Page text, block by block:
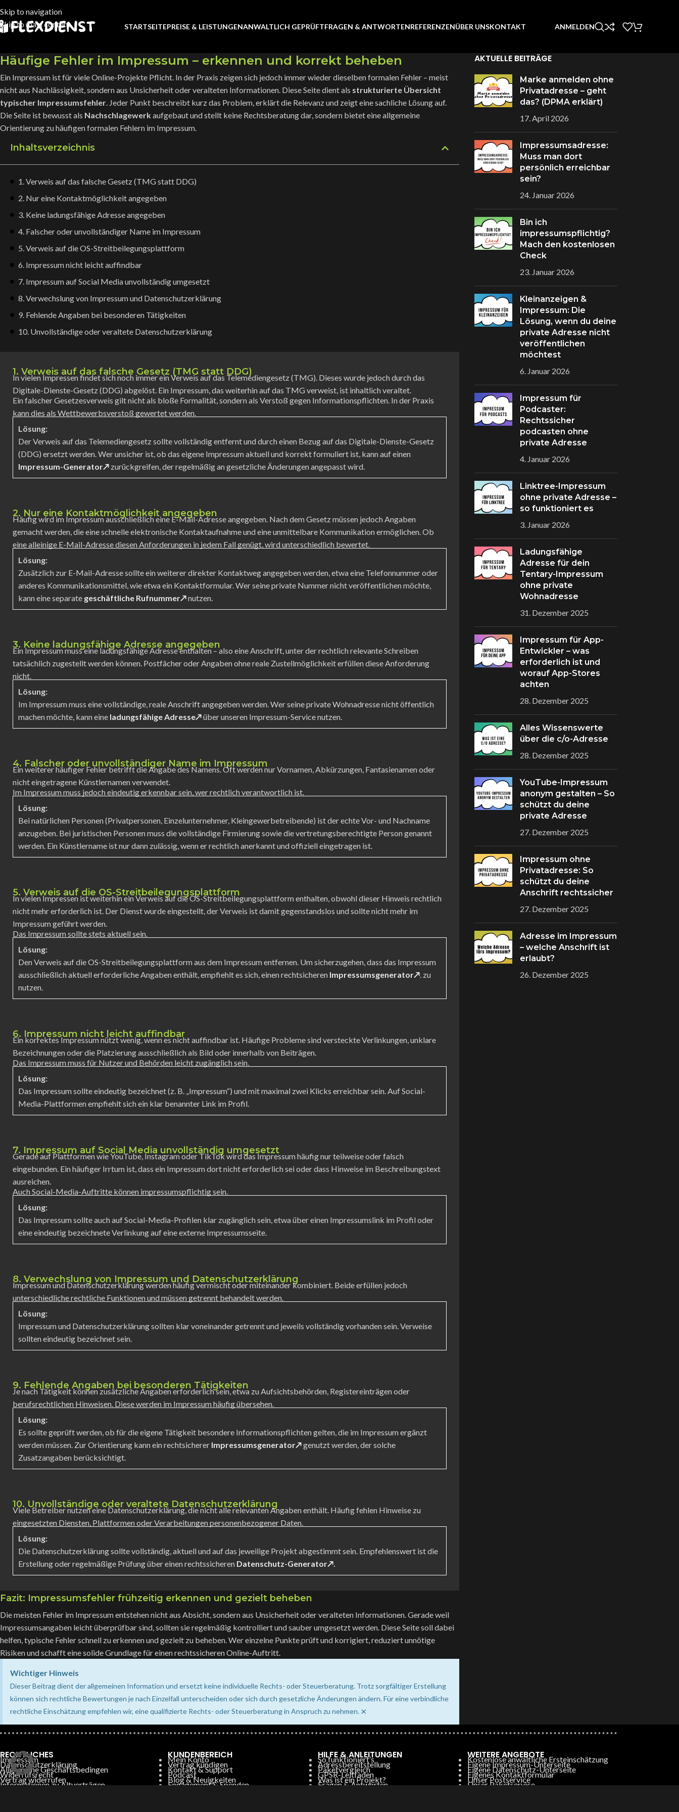
Skip to navigation
Skip to main content
STARTSEITEPREISE & LEISTUNGENANWALTLICH GEPRÜFTFRAGEN & ANTWORTENREFERENZENÜBER UNSKONTAKT ANMELDEN
Häufige Fehler im Impressum – erkennen und korrekt beheben
Ein Impressum ist für viele Online-Projekte Pflicht. In der Praxis zeigen sich jedoch immer wieder dieselben formalen Fehler – meist
nicht aus Nachlässigkeit, sondern aus Unsicherheit oder veralteten Informationen. Diese Seite dient als strukturierte Übersicht
typischer Impressumsfehler. Jeder Punkt beschreibt kurz das Problem, erklärt die Relevanz und zeigt eine sachliche Lösung auf.
Die Seite ist bewusst als Nachschlagewerkaufgebaut und stellt keine Rechtsberatung dar, sondern bietet eine allgemeine
Orientierung zu häufigen formalen Fehlern im Impressum.
Inhaltsverzeichnis
1. Verweis auf das falsche Gesetz (TMG statt DDG)
2. Nur eine Kontaktmöglichkeit angegeben
3. Keine ladungsfähige Adresse angegeben
4. Falscher oder unvollständiger Name im Impressum
5. Verweis auf die OS-Streitbeilegungsplattform
6. Impressum nicht leicht auffindbar
7. Impressum auf Social Media unvollständig umgesetzt
8. Verwechslung von Impressum und Datenschutzerklärung
9. Fehlende Angaben bei besonderen Tätigkeiten
10. Unvollständige oder veraltete Datenschutzerklärung
1. Verweis auf das falsche Gesetz (TMG statt DDG)
In vielen Impressen findet sich noch immer ein Verweis auf das Telemediengesetz (TMG). Dieses wurde jedoch durch das
Digitale-Dienste-Gesetz (DDG) abgelöst. Ein Impressum, das weiterhin auf das TMG verweist, ist inhaltlich veraltet.
Ein falscher Gesetzesverweis gilt nicht als bloße Formalität, sondern als Verstoß gegen Informationspflichten. In der Praxis
kann dies als Wettbewerbsverstoß gewertet werden.
Lösung:
Der Verweis auf das Telemediengesetz sollte vollständig entfernt und durch einen Bezug auf das Digitale-Dienste-Gesetz
(DDG) ersetzt werden. Wer unsicher ist, ob das eigene Impressum aktuell und korrekt formuliert ist, kann auf einen
Impressum-Generator↗ zurückgreifen, der regelmäßig an gesetzliche Änderungen angepasst wird.
2. Nur eine Kontaktmöglichkeit angegeben
Häufig wird im Impressum ausschließlich eine E-Mail-Adresse angegeben. Nach dem Gesetz müssen jedoch Angaben
gemacht werden, die eine schnelle elektronische Kontaktaufnahme und eine unmittelbare Kommunikation ermöglichen. Ob
eine alleinige E-Mail-Adresse diesen Anforderungen in jedem Fall genügt, wird unterschiedlich bewertet.
Lösung:
Zusätzlich zur E-Mail-Adresse sollte ein weiterer direkter Kontaktweg angegeben werden, etwa eine Telefonnummer oder
anderes Kommunikationsmittel, wie etwa ein Kontaktformular. Wer seine private Nummer nicht veröffentlichen möchte,
kann eine separate geschäftliche Rufnummer↗nutzen.
3. Keine ladungsfähige Adresse angegeben
Ein Impressum muss eine ladungsfähige Adresse enthalten – also eine Anschrift, unter der rechtlich relevante Schreiben
tatsächlich zugestellt werden können. Postfächer oder Angaben ohne reale Zustellmöglichkeit erfüllen diese Anforderung
nicht.
Lösung:
Im Impressum muss eine vollständige, reale Anschrift angegeben werden. Wer seine private Wohnadresse nicht öffentlich
machen möchte, kann eine ladungsfähige Adresse↗über unseren Impressum-Service nutzen.
4. Falscher oder unvollständiger Name im Impressum
Ein weiterer häufiger Fehler betrifft die Angabe des Namens. Oft werden nur Vornamen, Abkürzungen, Fantasienamen oder
nicht eingetragene Künstlernamen verwendet.
Im Impressum muss jedoch eindeutig erkennbar sein, wer rechtlich verantwortlich ist.
Lösung:
Bei natürlichen Personen (Privatpersonen, Einzelunternehmer, Kleingewerbetreibende) ist der echte Vor- und Nachname
anzugeben. Bei juristischen Personen muss die vollständige Firmierung sowie die vertretungsberechtigte Person genannt
werden. Ein Künstlername ist nur dann zulässig, wenn er rechtlich anerkannt und offiziell eingetragen ist.
5. Verweis auf die OS-Streitbeilegungsplattform
In vielen Impressen ist weiterhin ein Verweis auf die OS-Streitbeilegungsplattform enthalten, obwohl dieser Hinweis rechtlich
nicht mehr erforderlich ist. Der Dienst wurde eingestellt, der Verweis ist damit gegenstandslos und sollte nicht mehr im
Impressum geführt werden.
Das Impressum sollte stets aktuell sein.
Lösung:
Den Verweis auf die OS-Streitbeilegungsplattform aus dem Impressum entfernen. Um sicherzugehen, dass das Impressum
ausschließlich aktuell erforderliche Angaben enthält, empfiehlt es sich, einen rechtsicheren Impressumsgenerator↗. zu
nutzen.
6. Impressum nicht leicht auffindbar
Ein korrektes Impressum nützt wenig, wenn es nicht auffindbar ist. Häufige Probleme sind versteckte Verlinkungen, unklare
Bezeichnungen oder die Platzierung ausschließlich als Bild oder innerhalb von Beiträgen.
Das Impressum muss für Nutzer und Behörden leicht zugänglich sein.
Lösung:
Das Impressum sollte eindeutig bezeichnet (z. B. „Impressum“) und mit maximal zwei Klicks erreichbar sein. Auf Social-
Media-Plattformen empfiehlt sich ein klar benannter Link im Profil.
7. Impressum auf Social Media unvollständig umgesetzt
Gerade auf Plattformen wie YouTube, Instagram oder TikTok wird das Impressum häufig nur teilweise oder falsch
eingebunden. Ein häufiger Irrtum ist, dass ein Impressum dort nicht erforderlich sei oder dass Hinweise im Beschreibungstext
ausreichen.
Auch Social-Media-Auftritte können impressumspflichtig sein.
Lösung:
Das Impressum sollte auch auf Social-Media-Profilen klar zugänglich sein, etwa über einen Impressumslink im Profil oder
eine eindeutig bezeichnete Verlinkung auf eine externe Impressumsseite.
8. Verwechslung von Impressum und Datenschutzerklärung
Impressum und Datenschutzerklärung werden häufig vermischt oder miteinander kombiniert. Beide erfüllen jedoch
unterschiedliche rechtliche Funktionen und müssen getrennt behandelt werden.
Lösung:
Impressum und Datenschutzerklärung sollten klar voneinander getrennt und jeweils vollständig vorhanden sein. Verweise
sollten eindeutig bezeichnet sein.
9. Fehlende Angaben bei besonderen Tätigkeiten
Je nach Tätigkeit können zusätzliche Angaben erforderlich sein, etwa zu Aufsichtsbehörden, Registereinträgen oder
berufsrechtlichen Hinweisen. Diese werden im Impressum häufig übersehen.
Lösung:
Es sollte geprüft werden, ob für die eigene Tätigkeit besondere Informationspflichten gelten, die im Impressum ergänzt
werden müssen. Zur Orientierung kann ein rechtsicherer Impressumsgenerator↗genutzt werden, der solche
Zusatzangaben berücksichtigt.
10. Unvollständige oder veraltete Datenschutzerklärung
Viele Betreiber nutzen eine Datenschutzerklärung, die nicht alle relevanten Angaben enthält. Häufig fehlen Hinweise zu
eingesetzten Diensten, Plattformen oder Verarbeitungen personenbezogener Daten.
Lösung:
Die Datenschutzerklärung sollte vollständig, aktuell und auf das jeweilige Projekt abgestimmt sein. Empfehlenswert ist die
Erstellung oder regelmäßige Prüfung über einen rechtssicheren Datenschutz-Generator↗.
Fazit: Impressumsfehler frühzeitig erkennen und gezielt beheben
Die meisten Fehler im Impressum entstehen nicht aus Absicht, sondern aus Unsicherheit oder veralteten Informationen. Gerade weil
Impressumsangaben leicht überprüfbar sind, sollten sie regelmäßig kontrolliert und sauber umgesetzt werden. Diese Seite soll dabei
helfen, typische Fehler schnell zu erkennen und gezielt zu beheben. Wer einzelne Punkte prüft und korrigiert, reduziert unnötige
Risiken und schafft eine solide Grundlage für einen rechtssicheren Online-Auftritt.
Wichtiger Hinweis
Dieser Beitrag dient der allgemeinen Information und ersetzt keine individuelle Rechts- oder Steuerberatung. Trotz sorgfältiger Erstellung
können sich rechtliche Bewertungen je nach Einzelfall unterscheiden oder sich durch gesetzliche Änderungen ändern. Für eine verbindliche
rechtliche Einschätzung empfehlen wir, eine qualifizierte Rechts- oder Steuerberatung in Anspruch zu nehmen. ×
AKTUELLE BEITRÄGE
Marke anmelden ohne
Privatadresse – geht
das? (DPMA erklärt)
17. April 2026
Impressumsadresse:
Muss man dort
persönlich erreichbar
sein?
24. Januar 2026
Bin ich
impressumspflichtig?
Mach den kostenlosen
Check
23. Januar 2026
Kleinanzeigen &
Impressum: Die
Lösung, wenn du deine
private Adresse nicht
veröffentlichen
möchtest
6. Januar 2026
Impressum für
Podcaster:
Rechtssicher
podcasten ohne
private Adresse
4. Januar 2026
Linktree-Impressum
ohne private Adresse –
so funktioniert es
3. Januar 2026
Ladungsfähige
Adresse für dein
Tentary-Impressum
ohne private
Wohnadresse
31. Dezember 2025
Impressum für App-
Entwickler – was
erforderlich ist und
worauf App-Stores
achten
28. Dezember 2025
Alles Wissenswerte
über die c/o-Adresse
28. Dezember 2025
YouTube-Impressum
anonym gestalten – So
schützt du deine
private Adresse
27. Dezember 2025
Impressum ohne
Privatadresse: So
schützt du deine
Anschrift rechtssicher
27. Dezember 2025
Adresse im Impressum
– welche Anschrift ist
erlaubt?
26. Dezember 2025
RECHTLICHES
Impressum
Datenschutzerklärung
Allgemeine Geschäftsbedingen
Widerrufsrecht
Vertrag widerrufen
Informationen zu Altverträgen
KUNDENBEREICH
Mein Konto
Vertrag kündigen
Kontakt & Support
Podcast
Blog & Neuigkeiten
Engagement & Spenden
HILFE & ANLEITUNGEN
So funktioniert’s
Adressbereitstellung
Paketvergleich
GPSR-Leitfaden
Was ist ein Projekt?
Fragen & Antworten
WEITERE ANGEBOTE
Kostenlose anwaltliche Ersteinschätzung
Eigene Impressum-Unterseite
Eigene Datenschutz-Unterseite
Eigenes Kontaktformular
Unser Postservice
Unser Paketservice